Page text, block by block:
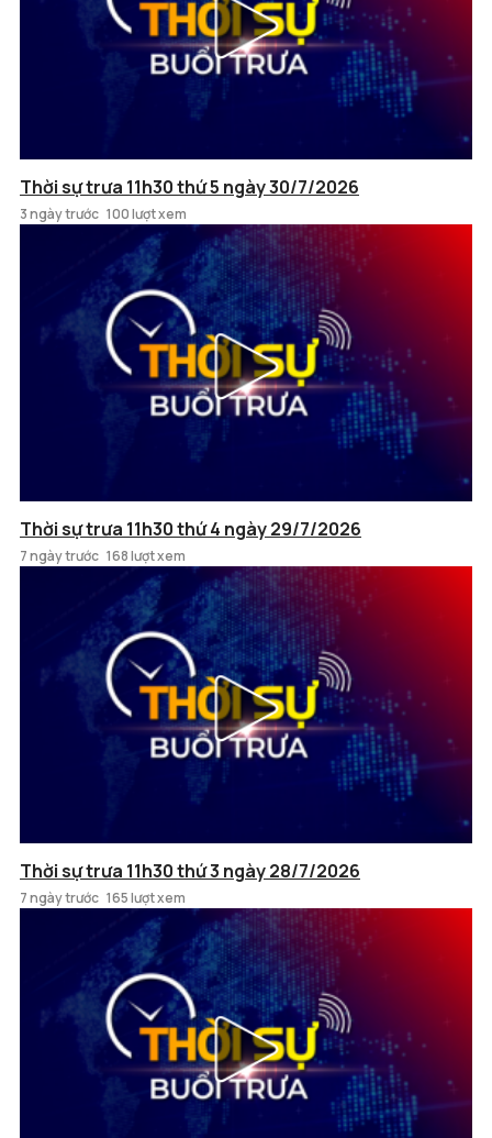
Thời sự trưa 11h30 thứ 5 ngày 30/7/2026
3 ngày trước 100 lượt xem
Thời sự trưa 11h30 thứ 4 ngày 29/7/2026
7 ngày trước 168 lượt xem
Thời sự trưa 11h30 thứ 3 ngày 28/7/2026
7 ngày trước 165 lượt xem